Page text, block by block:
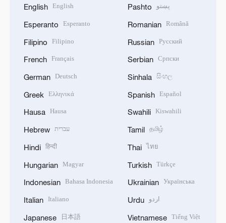
English English
Esperanto Esperanto
Filipino Filipino
French Français
German Deutsch
Greek Ελληνικά
Hausa Hausa
Hebrew עברית
Hindi हिन्दी
Hungarian Magyar
Indonesian Bahasa Indonesia
Italian Italiano
Japanese 日本語
Pashto پښتو
Romanian Română
Russian Русский
Serbian Српски
Sinhala සිංහල
Spanish Español
Swahili Kiswahili
Tamil தமிழ்
Thai ไทย
Turkish Türkçe
Ukrainian Українська
Urdu اردو
Vietnamese Tiếng Việt